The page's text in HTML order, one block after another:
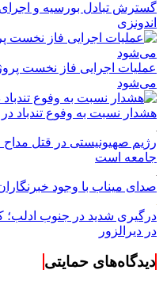
گسترش تبادل بورسیه و
اندونزی
عملیات اجرایی فاز نخست
می‌شود
هشدار نسبت به وفوع تندباد در
رژیم صهیونیستی در قتل مداح
جامعه است
صدای میناب با وجود
در دیرالزور
دیدگاه‌های حمایتی